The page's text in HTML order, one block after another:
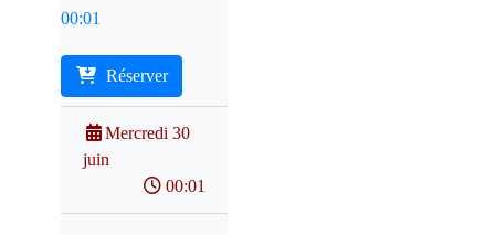
00:01
Réserver
Mercredi 30
juin
00:01